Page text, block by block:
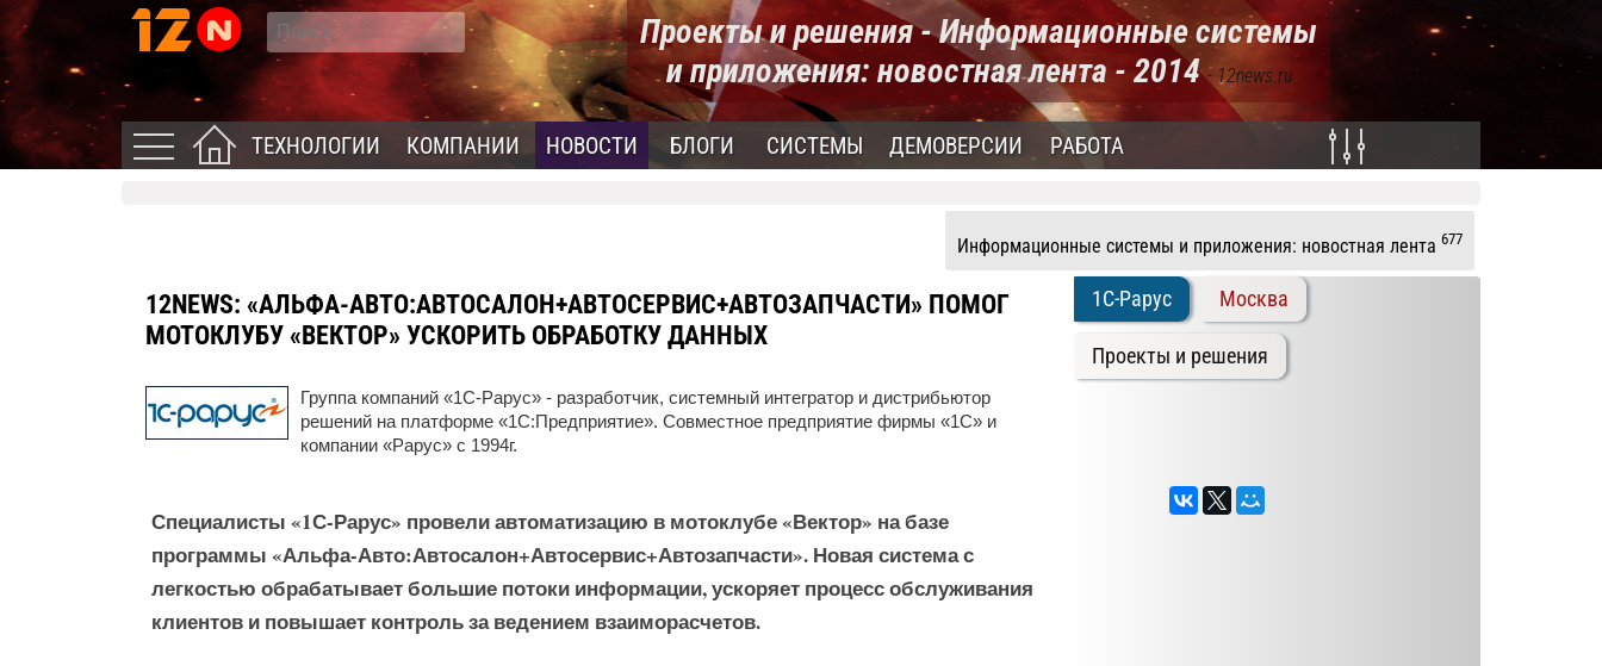
Проекты и решения - Информационные системы
и приложения: новостная лента - 2014- 12news.ru
ТЕХНОЛОГИИ КОМПАНИИ НОВОСТИ БЛОГИ СИСТЕМЫ ДЕМОВЕРСИИ РАБОТА
Информационные системы и приложения: новостная лента 677
12NEWS: «АЛЬФА-АВТО:АВТОСАЛОН+АВТОСЕРВИС+АВТОЗАПЧАСТИ» ПОМОГ
МОТОКЛУБУ «ВЕКТОР» УСКОРИТЬ ОБРАБОТКУ ДАННЫХ
Группа компаний «1С-Рарус» - разработчик, системный интегратор и дистрибьютор
решений на платформе «1С:Предприятие». Совместное предприятие фирмы «1С» и
компании «Рарус» с 1994г.
Специалисты «1С-Рарус» провели автоматизацию в мотоклубе «Вектор» на базе
программы «Альфа-Авто:Автосалон+Автосервис+Автозапчасти». Новая система с
легкостью обрабатывает большие потоки информации, ускоряет процесс обслуживания
клиентов и повышает контроль за ведением взаиморасчетов.
1C-Рарус Москва
Проекты и решения